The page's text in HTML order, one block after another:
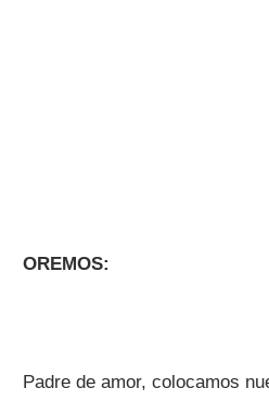
OREMOS:
Padre de amor, colocamos